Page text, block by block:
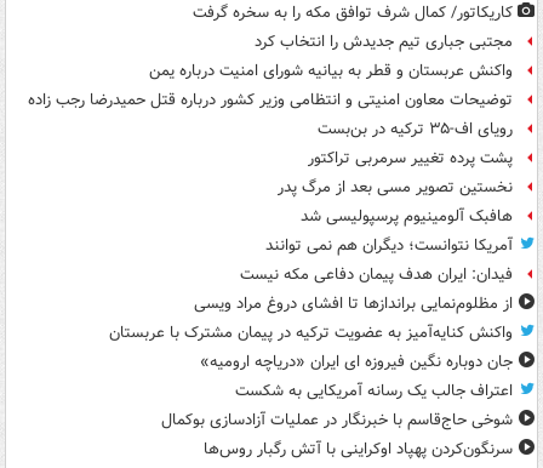
کاریکاتور/ کمال شرف توافق مکه را به سخره گرفت
مجتبی جباری تیم جدیدش را انتخاب کرد
واکنش عربستان و قطر به بیانیه شورای امنیت درباره یمن
توضیحات معاون امنیتی و انتظامی وزیر کشور درباره قتل حمیدرضا رجب زاده
رویای اف-۳۵ ترکیه در بن‌بست
پشت پرده تغییر سرمربی تراکتور
نخستین تصویر مسی بعد از مرگ پدر
هافبک آلومینیوم پرسپولیسی شد
آمریکا نتوانست؛ دیگران هم نمی توانند
فیدان: ایران هدف پیمان دفاعی مکه نیست
از مظلوم‌نمایی براندازها تا افشای دروغ مراد ویسی
واکنش کنایه‌آمیز به عضویت ترکیه در پیمان مشترک با عربستان
جان دوباره نگین فیروزه ای ایران «دریاچه ارومیه»
اعتراف جالب یک رسانه آمریکایی به شکست
شوخی حاج‌قاسم با خبرنگار در عملیات آزادسازی بوکمال
سرنگون‌کردن پهپاد اوکراینی با آتش رگبار روس‌ها